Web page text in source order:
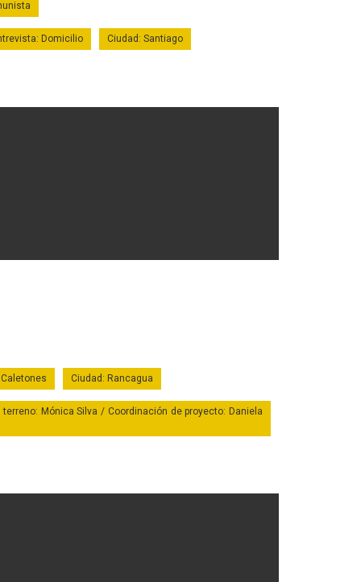
Domicilio Ciudad: Santiago
Ciudad: Rancagua
Mónica Silva / Coordinación de proyecto: Daniela